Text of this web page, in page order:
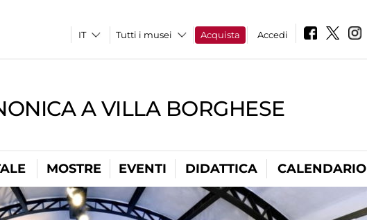
Tutti i musei Acquista Accedi
A VILLA BORGHESE
MOSTRE EVENTI DIDATTICA CALENDARIO